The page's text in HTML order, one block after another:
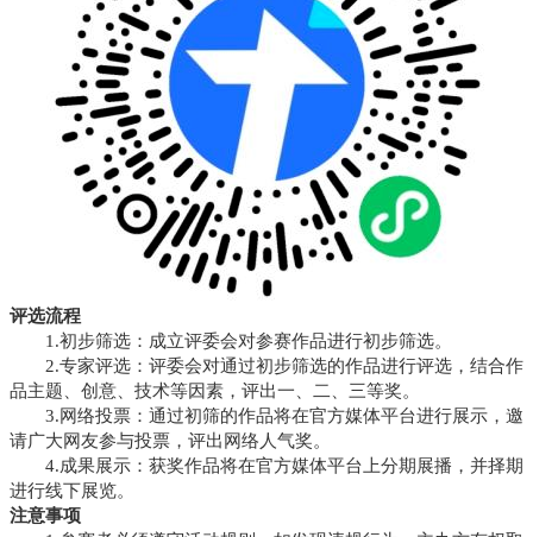
评选流程
1.初步筛选：成立评委会对参赛作品进行初步筛选。
2.专家评选：评委会对通过初步筛选的作品进行评选，结合作
品主题、创意、技术等因素，评出一、二、三等奖。
3.网络投票：通过初筛的作品将在官方媒体平台进行展示，邀
请广大网友参与投票，评出网络人气奖。
4.成果展示：获奖作品将在官方媒体平台上分期展播，并择期
进行线下展览。
注意事项